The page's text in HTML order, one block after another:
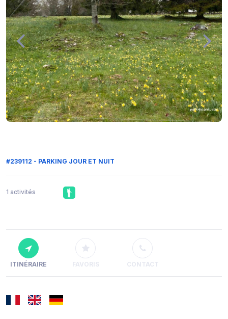
#239112 - PARKING JOUR ET NUIT
1 activités
ITINÉRAIRE FAVORIS CONTACT